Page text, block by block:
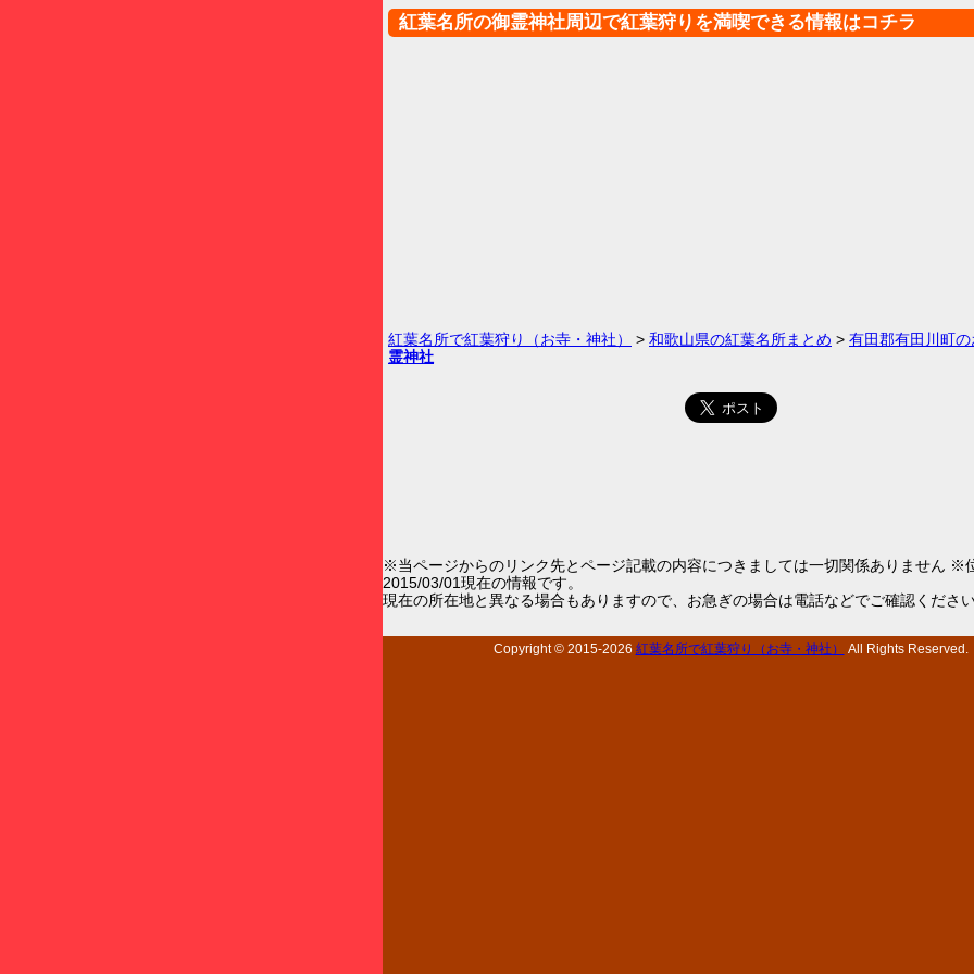
紅葉名所の御霊神社周辺で紅葉狩りを満喫できる情報はコチラ
紅葉名所で紅葉狩り（お寺・神社） > 和歌山県の紅葉名所まとめ > 有田郡有田川町の
霊神社
※当ページからのリンク先とページ記載の内容につきましては一切関係ありません ※
2015/03/01現在の情報です。
現在の所在地と異なる場合もありますので、お急ぎの場合は電話などでご確認ください
Copyright © 2015-2026 紅葉名所で紅葉狩り（お寺・神社） All Rights Reserved.